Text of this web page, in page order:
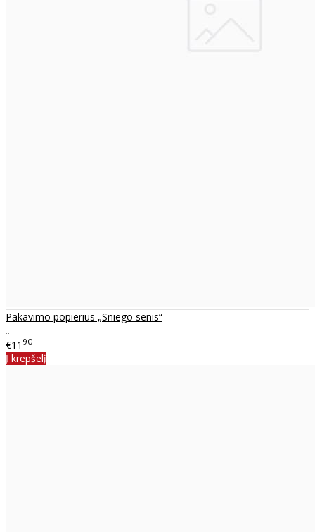
Pakavimo popierius „Sniego senis“
..
€11 90
Į krepšelį